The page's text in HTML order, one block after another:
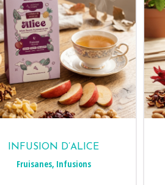
INFUSION D’ALICE
Fruisanes, Infusions